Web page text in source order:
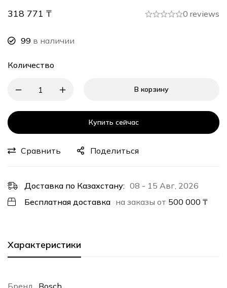
318 771 ₸ 0 reviews
99 в наличии
Количество
В корзину
Купить сейчас
Сравнить Поделиться
Доставка по Казахстану: 08 - 15 Авг, 2026
Бесплатная доставка на заказы от 500 000 ₸
Характеристики